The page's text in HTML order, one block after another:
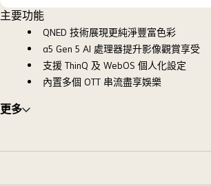
一
張
投
影
片
一
張
投
影
片
主要功能
QNED 技術展現更純淨豐富色彩
α5 Gen 5 AI 處理器提升影像觀賞享受
支援 ThinQ 及 WebOS 個人化設定
內置多個 OTT 串流盡享娛樂
更多